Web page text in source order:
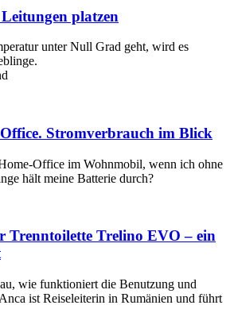
platzen
unter Null Grad geht, wird es
Stromverbrauch im Blick
Office im Wohnmobil, wenn ich ohne
hält meine Batterie durch?
Trenntoilette Trelino EVO – ein
wie funktioniert die Benutzung und
ist Reiseleiterin in Rumänien und führt